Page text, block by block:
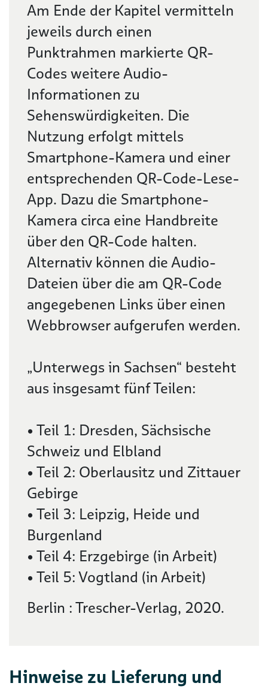
Am Ende der Kapitel vermitteln
jeweils durch einen
Punktrahmen markierte QR-
Codes weitere Audio-
Informationen zu
Sehenswürdigkeiten. Die
Nutzung erfolgt mittels
Smartphone-Kamera und einer
entsprechenden QR-Code-Lese-
App. Dazu die Smartphone-
Kamera circa eine Handbreite
über den QR-Code halten.
Alternativ können die Audio-
Dateien über die am QR-Code
angegebenen Links über einen
Webbrowser aufgerufen werden.
„Unterwegs in Sachsen“ besteht
aus insgesamt fünf Teilen:
• Teil 1: Dresden, Sächsische
Schweiz und Elbland
• Teil 2: Oberlausitz und Zittauer
Gebirge
• Teil 3: Leipzig, Heide und
Burgenland
• Teil 4: Erzgebirge (in Arbeit)
• Teil 5: Vogtland (in Arbeit)
Berlin : Trescher-Verlag, 2020.
Hinweise zu Lieferung und